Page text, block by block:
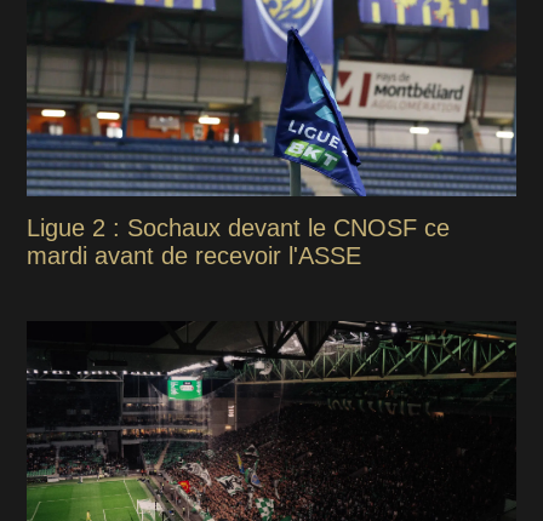
Ligue 2 : Sochaux devant le CNOSF ce
mardi avant de recevoir l'ASSE